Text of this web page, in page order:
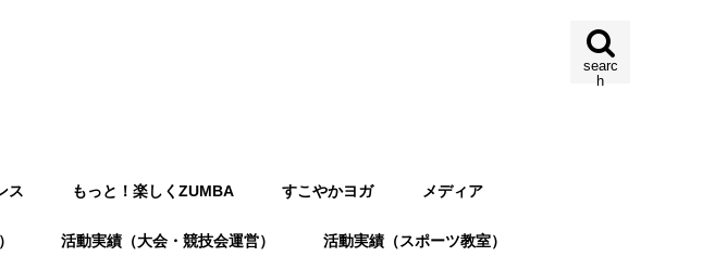
searc
h
ス もっと！楽しくZUMBA すこやかヨガ メディア
活動実績（大会・競技会運営） 活動実績（スポーツ教室）